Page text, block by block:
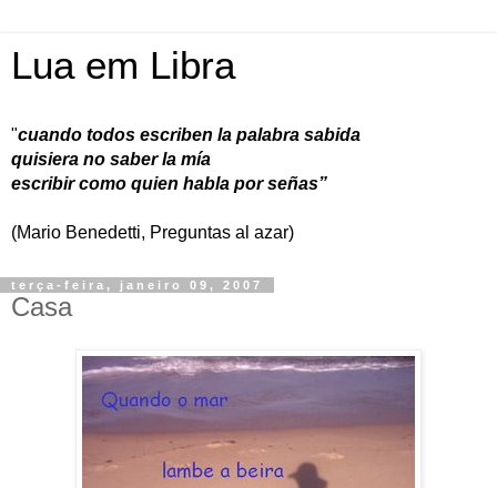
Lua em Libra
"cuando todos escriben la palabra sabida
quisiera no saber la mía
escribir como quien habla por señas”
(Mario Benedetti, Preguntas al azar)
terça-feira, janeiro 09, 2007
Casa